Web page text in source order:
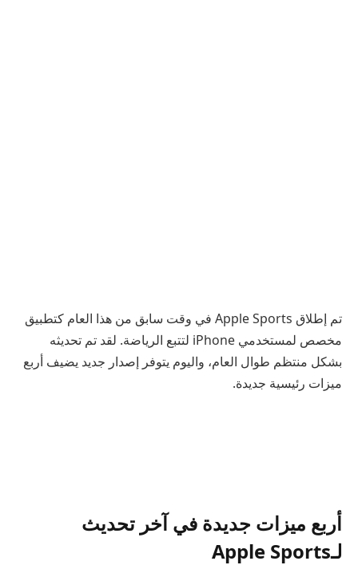
تم إطلاق Apple Sports في وقت سابق من هذا العام كتطبيق
مخصص لمستخدمي iPhone لتتبع الرياضة. لقد تم تحديثه
بشكل منتظم طوال العام، واليوم يتوفر إصدار جديد يضيف أربع
ميزات رئيسية جديدة.
أربع ميزات جديدة في آخر تحديث
لـApple Sports